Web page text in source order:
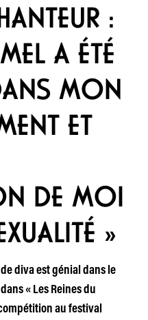
:
A ÉTÉ
MON
ET
DE MOI
»
diva est génial dans le
« Les Reines du
au festival